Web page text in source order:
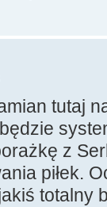
tutaj
z
piłek.
totalny